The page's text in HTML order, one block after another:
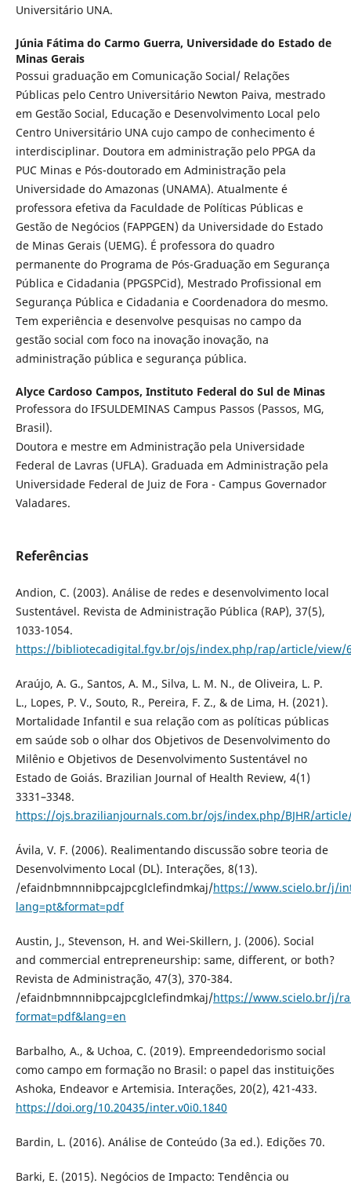
Universitário UNA.
Júnia Fátima do Carmo Guerra, Universidade do Estado de
Minas Gerais
Possui graduação em Comunicação Social/ Relações
Públicas pelo Centro Universitário Newton Paiva, mestrado
em Gestão Social, Educação e Desenvolvimento Local pelo
Centro Universitário UNA cujo campo de conhecimento é
interdisciplinar. Doutora em administração pelo PPGA da
PUC Minas e Pós-doutorado em Administração pela
Universidade do Amazonas (UNAMA). Atualmente é
professora efetiva da Faculdade de Políticas Públicas e
Gestão de Negócios (FAPPGEN) da Universidade do Estado
de Minas Gerais (UEMG). É professora do quadro
permanente do Programa de Pós-Graduação em Segurança
Pública e Cidadania (PPGSPCid), Mestrado Profissional em
Segurança Pública e Cidadania e Coordenadora do mesmo.
Tem experiência e desenvolve pesquisas no campo da
gestão social com foco na inovação inovação, na
administração pública e segurança pública.
Alyce Cardoso Campos, Instituto Federal do Sul de Minas
Professora do IFSULDEMINAS Campus Passos (Passos, MG,
Brasil).
Doutora e mestre em Administração pela Universidade
Federal de Lavras (UFLA). Graduada em Administração pela
Universidade Federal de Juiz de Fora - Campus Governador
Valadares.
Referências
Andion, C. (2003). Análise de redes e desenvolvimento local
Sustentável. Revista de Administração Pública (RAP), 37(5),
1033-1054.
https://bibliotecadigital.fgv.br/ojs/index.php/rap/article/view/
Araújo, A. G., Santos, A. M., Silva, L. M. N., de Oliveira, L. P.
L., Lopes, P. V., Souto, R., Pereira, F. Z., & de Lima, H. (2021).
Mortalidade Infantil e sua relação com as políticas públicas
em saúde sob o olhar dos Objetivos de Desenvolvimento do
Milênio e Objetivos de Desenvolvimento Sustentável no
Estado de Goiás. Brazilian Journal of Health Review, 4(1)
3331–3348.
https://ojs.brazilianjournals.com.br/ojs/index.php/BJHR/
Ávila, V. F. (2006). Realimentando discussão sobre teoria de
Desenvolvimento Local (DL). Interações, 8(13).
/efaidnbmnnnibpcajpcglclefindmkaj/https://www.scielo.br/j/
lang=pt&format=pdf
Austin, J., Stevenson, H. and Wei-Skillern, J. (2006). Social
and commercial entrepreneurship: same, different, or both?
Revista de Administração, 47(3), 370-384.
/efaidnbmnnnibpcajpcglclefindmkaj/https://www.scielo.br/j/
format=pdf&lang=en
Barbalho, A., & Uchoa, C. (2019). Empreendedorismo social
como campo em formação no Brasil: o papel das instituições
Ashoka, Endeavor e Artemisia. Interações, 20(2), 421-433.
https://doi.org/10.20435/inter.v0i0.1840
Bardin, L. (2016). Análise de Conteúdo (3a ed.). Edições 70.
Barki, E. (2015). Negócios de Impacto: Tendência ou